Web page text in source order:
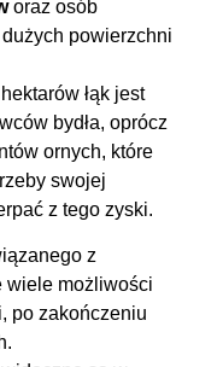
oraz osób
powierzchni
łąk jest
bydła, oprócz
ornych, które
swojej
z tego zyski.
z
wiele możliwości
po zakończeniu